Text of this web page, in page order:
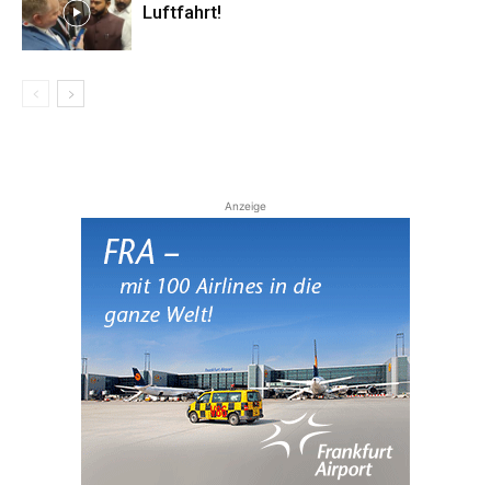
Luftfahrt!
Anzeige